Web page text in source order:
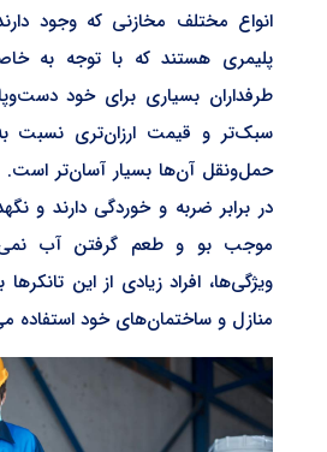
انواع مختلف مخازنی که وجود
پلیمری هستند که با توجه به
طرفداران بسیاری برای خود
سبک‌تر و قیمت ارزان‌تری نسبت
حمل‌ونقل آن‌ها بسیار آسان‌تر است.
در برابر ضربه و خوردگی دارند و
موجب بو و طعم گرفتن آب
ویژگی‌ها، افراد زیادی از این
منازل و ساختمان‌های خود استفاده